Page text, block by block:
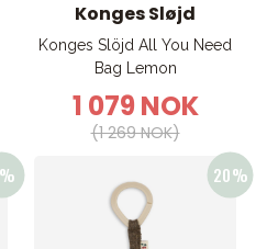
Konges Sløjd
Konges Slöjd All You Need
Bag Lemon
1 079 NOK
(1 269 NOK)